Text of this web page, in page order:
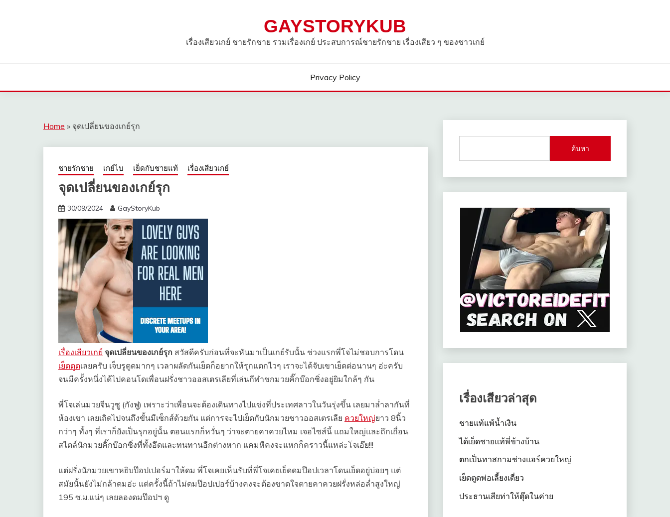
GAYSTORYKUB
เรื่องเสียวเกย์ ชายรักชาย รวมเรื่องเกย์ ประสบการณ์ชายรักชาย เรื่องเสียว ๆ ของชาวเกย์
Privacy Policy
Home » จุดเปลี่ยนของเกย์รุก
ชายรักชาย เกย์ไบ เย็ดกับชายแท้ เรื่องเสียวเกย์
จุดเปลี่ยนของเกย์รุก
30/09/2024 GayStoryKub
เรื่องเสียวเกย์ จุดเปลี่ยนของเกย์รุก สวัสดีครับก่อนที่จะหันมาเป็นเกย์รับนั้น ช่วงแรกพี่โจไม่ชอบการโดน
เย็ดตูดเลยครับ เจ็บรูตูดมากๆ เวลาผลัดกันเย็ดก็อยากให้รุกแตกไวๆ เราจะได้จับเขาเย็ดต่อนานๆ อ่ะครับ
จนมีครั้งหนึ่งได้ไปคอนโดเพื่อนฝรั่งชาวออสเตรเลียที่เล่นกีฬาชกมวยคิ๊กบ๊อกซิ่งอยู่ยิมใกล้ๆ กัน
พี่โจเล่นมวยจีนวูซู (กังฟู) เพราะว่าเพื่อนจะต้องเดินทางไปแข่งที่ประเทศลาวในวันรุ่งขึ้น เลยมาล่ำลากันที่
ห้องเขา เลยเถิดไปจนถึงขั้นมีเซ็กส์ด้วยกัน แต่การจะไปเย็ดกับนักมวยชาวออสเตรเลีย ควยใหญ่ยาว 8นิ้ว
กว่าๆ ทั้งๆ ที่เราก็ยังเป็นรุกอยู่นั้น ตอนแรกก็หวั่นๆ ว่าจะตายคาควยไหม เจอไซส์นี้ แถมใหญ่และถึกเถื่อน
สไตล์นักมวยคิ๊กบ๊อกซิ่งที่ทั้งอึดและทนทานอีกต่างหาก แคมหีคงจะแหกก็คราวนี้แหล่ะโจเอ๊ย!!!
แต่ฝรั่งนักมวยเขาหยิบป๊อปเปอร์มาให้ดม พี่โจเคยเห็นรับที่พี่โจเคยเย็ดดมป๊อปเวลาโดนเย็ดอยู่บ่อยๆ แต่
สมัยนั้นยังไม่กล้าดมอ่ะ แต่ครั้งนี้ถ้าไม่ดมป๊อปเปอร์บ้างคงจะต้องขาดใจตายคาควยฝรั่งหล่อล่ำสูงใหญ่
195 ซ.ม.แน่ๆ เลยลองดมป๊อปฯ ดู
ค้นหา
เรื่องเสียวล่าสุด
ชายแท้แพ้น้ำเงิน
ได้เย็ดชายแท้พี่ข้างบ้าน
ตกเป็นทาสกามช่างแอร์ควยใหญ่
เย็ดตูดพ่อเลี้ยงเดี่ยว
ประธานเสียท่าให้ตุ๊ดในค่าย